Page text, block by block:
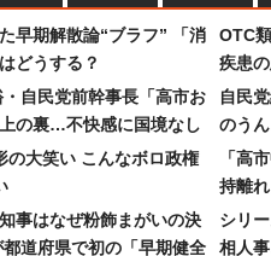
早期解散論“ブラフ” 「消
どうする？
自民党前幹事長「高市お
の裏…不快感に国境なし
の大笑い こんなボロ政権
事はなぜ粉飾まがいの決
道府県で初の「早期健全
OTC
疾患
自民
のう
「高
持離
シリ
相人